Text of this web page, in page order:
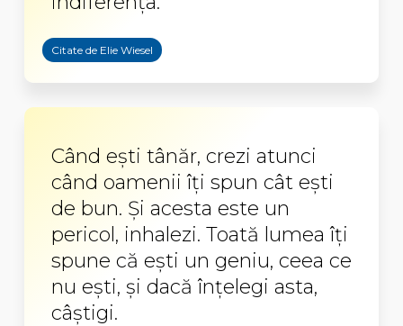
Citate de Elie Wiesel
Când eşti tânăr, crezi atunci
când oamenii îţi spun cât eşti
de bun. Şi acesta este un
pericol, inhalezi. Toată lumea îţi
spune că eşti un geniu, ceea ce
nu eşti, şi dacă înţelegi asta,
câştigi.